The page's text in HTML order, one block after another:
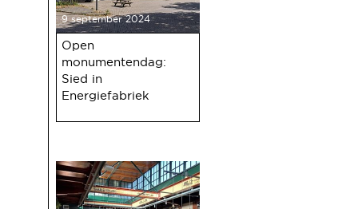
9 september 2024
Open
monumentendag:
Sied in
Energiefabriek